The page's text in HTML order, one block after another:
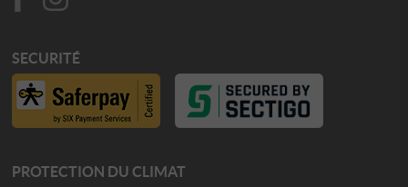
SECURITÉ
PROTECTION DU CLIMAT